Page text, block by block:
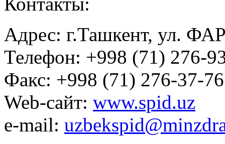
Адрес: г.Ташкент, ул.
Телефон: +998 (71) 276-
Факс: +998 (71) 276-37-76
Web-сайт: www.spid.uz
e-mail: